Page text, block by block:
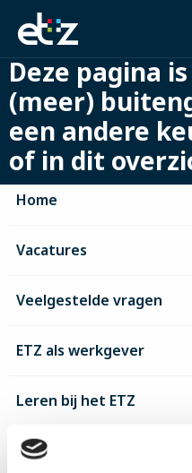
Werken
bij
het
ETZ
|
Elisabeth-
TweeSteden
Ziekenhuis
Deze pagina
(meer)
een andere
of in dit
Home
Vacatures
Veelgestelde vragen
ETZ als werkgever
Leren bij het ETZ
Werken voor een